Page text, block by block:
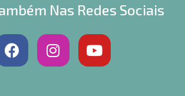
Nas Redes Sociais